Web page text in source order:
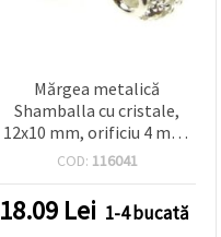
Mărgea metalică
Shamballa cu cristale,
12x10 mm, orificiu 4 mm,
culoare argintie
COD: 116041
18.09 Lei 1-4 bucată